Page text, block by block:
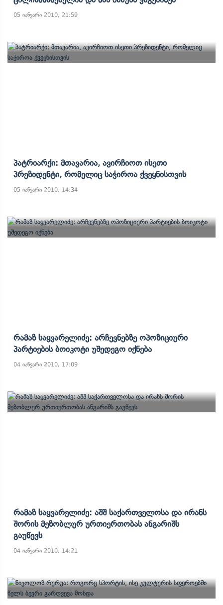
05 იანვარი 2010, 21:59
Პატრიარქი: Მთავარია, Ავირჩიოთ Ისეთი
Პრეზიდენტი, Რომელიც Საჭიროა Ქვეყნისთვის
05 იანვარი 2010, 14:34
Რამაზ Საყვარელიძე: Არჩევნებზე Ოპოზიციური
Პარტიების Ბოიკოტი Უშედეგო Იქნება
04 იანვარი 2010, 17:09
Რამაზ Საყვარელიძე: Აშშ Საქართველოსა Და Ირანს
Შორის Მეზობლურ Ურთიერთობას Ანგარიშს
Გაუწევს
04 იანვარი 2010, 14:21